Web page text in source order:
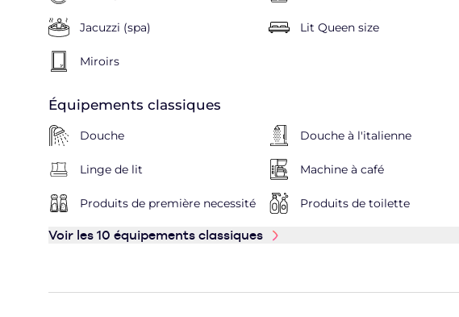
Jacuzzi (spa) Lit Queen size
Miroirs
Équipements classiques
Douche Douche à l'italienne
Linge de lit Machine à café
Produits de première necessité Produits de toilette
Voir les 10 équipements classiques